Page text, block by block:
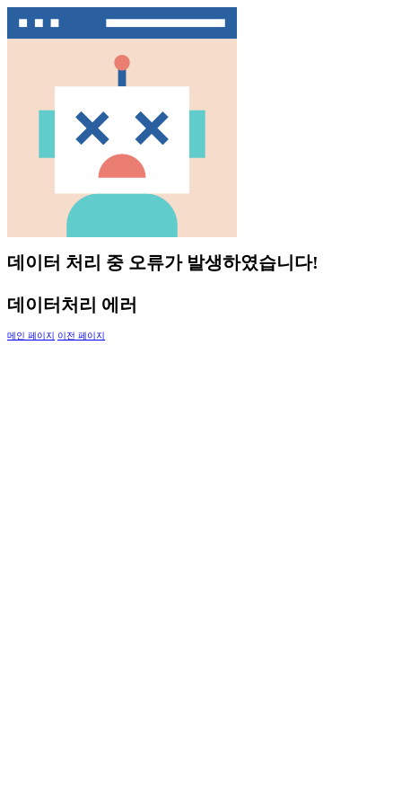
데이터 처리 중 오류가 발생하였습니다!
데이터처리 에러
메인 페이지 이전 페이지